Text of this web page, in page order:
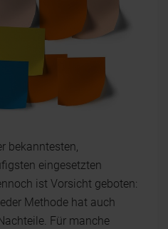
bekanntesten,
eingesetzten
ist Vorsicht geboten:
Methode hat auch
Für manche